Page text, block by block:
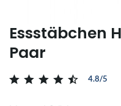
Essstäbchen
Paar
4.8/5